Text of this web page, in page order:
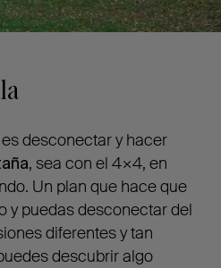
desconectar y hacer
, sea con el 4×4, en
Un plan que hace que
y puedas desconectar del
diferentes y tan
descubrir algo